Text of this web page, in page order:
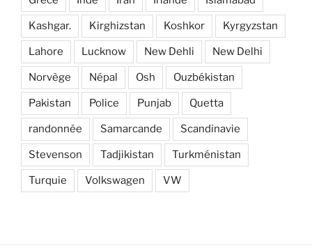
Kashgar. Kirghizstan Koshkor Kyrgyzstan
Lahore Lucknow New Dehli New Delhi
Norvège Népal Osh Ouzbékistan
Pakistan Police Punjab Quetta
randonnée Samarcande Scandinavie
Stevenson Tadjikistan Turkménistan
Turquie Volkswagen VW